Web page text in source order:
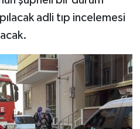
adli tıp incelemesi